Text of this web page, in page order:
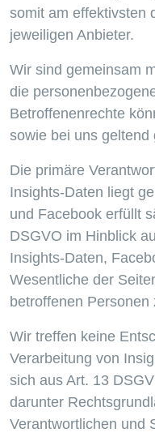
somit am effektivsten
jeweiligen Anbieter.
Wir sind gemeinsam
die
Betroffenenrechte
sowie bei uns geltend
Die primäre
Insights-Daten liegt
und Facebook erfüllt
DSGVO im Hinblick
Insights-Daten,
Wesentliche der
betroffenen Personen
Wir treffen keine
Verarbeitung von
sich aus Art. 13
darunter
Verantwortlichen und